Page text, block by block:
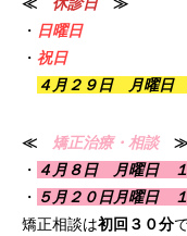
・ 日曜日
・ 祝日
４月２９日 月曜日
≪ 矯正治療・相談
・ ４月８日 月曜日 １
・ ５月２０日月曜日
矯正相談は初回３０分